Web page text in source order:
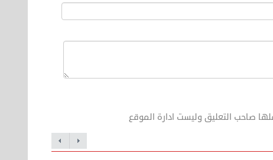
صاحب التعليق وليست ادارة الموقع